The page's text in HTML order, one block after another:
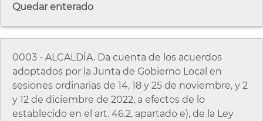
Quedar enterado
0003 - ALCALDÍA. Da cuenta de los acuerdos
adoptados por la Junta de Gobierno Local en
sesiones ordinarias de 14, 18 y 25 de noviembre, y 2
y 12 de diciembre de 2022, a efectos de lo
establecido en el art. 46.2, apartado e), de la Ley